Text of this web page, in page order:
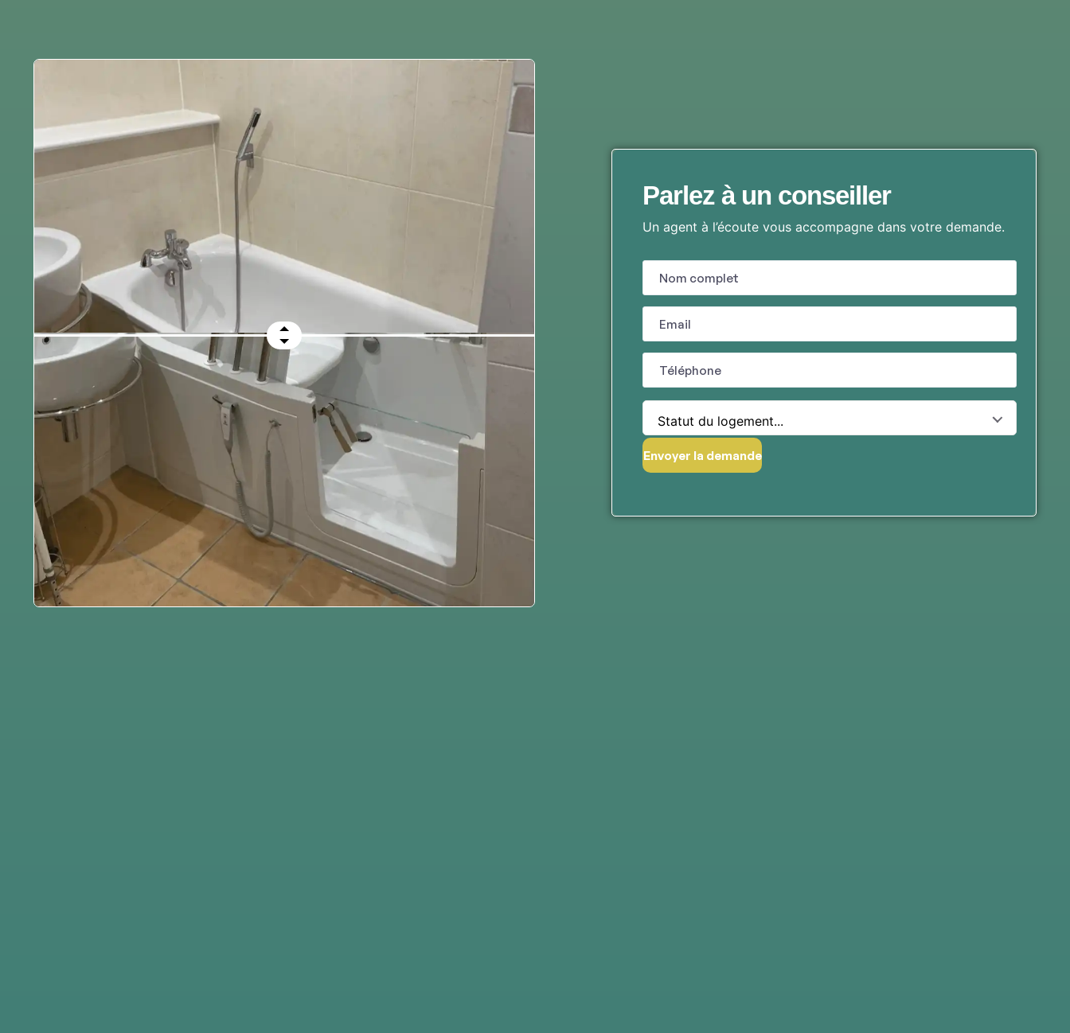
Parlez à un conseiller
Un agent à l’écoute vous accompagne dans votre demande.
Statut du logement...